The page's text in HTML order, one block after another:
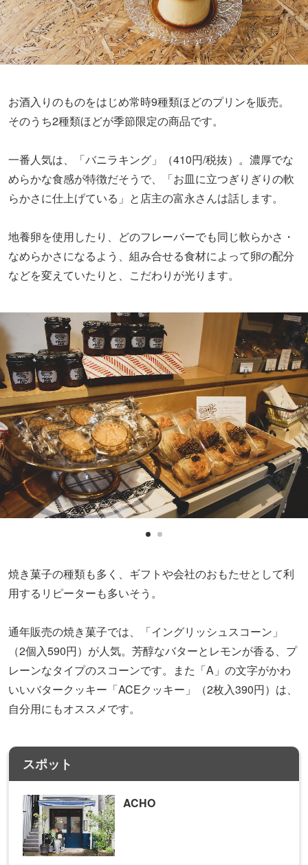
お酒入りのものをはじめ常時9種類ほどのプリンを販売。
そのうち2種類ほどが季節限定の商品です。
一番人気は、「バニラキング」（410円/税抜）。濃厚でな
めらかな食感が特徴だそうで、「お皿に立つぎりぎりの軟
らかさに仕上げている」と店主の富永さんは話します。
地養卵を使用したり、どのフレーバーでも同じ軟らかさ・
なめらかさになるよう、組み合せる食材によって卵の配分
などを変えていたりと、こだわりが光ります。
焼き菓子の種類も多く、ギフトや会社のおもたせとして利
用するリピーターも多いそう。
通年販売の焼き菓子では、「イングリッシュスコーン」
（2個入590円）が人気。芳醇なバターとレモンが香る、プ
レーンなタイプのスコーンです。また「A」の文字がかわ
いいバタークッキー「ACEクッキー」（2枚入390円）は、
自分用にもオススメです。
スポット
ACHO